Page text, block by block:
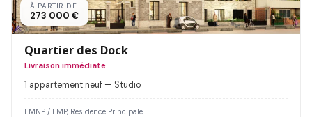
À PARTIR DE
273 000 €
Quartier des Dock
Livraison immédiate
1 appartement neuf — Studio
LMNP / LMP, Residence Principale